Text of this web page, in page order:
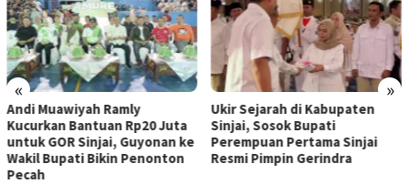
« »
Andi Muawiyah Ramly
Kucurkan Bantuan Rp20 Juta
untuk GOR Sinjai, Guyonan ke
Wakil Bupati Bikin Penonton
Pecah
Ukir Sejarah di Kabupaten
Sinjai, Sosok Bupati
Perempuan Pertama Sinjai
Resmi Pimpin Gerindra